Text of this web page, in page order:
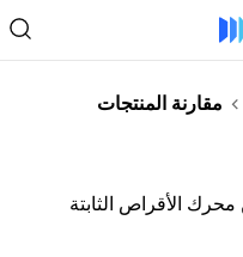
مقارنة المنتجات
الأقراص الثابتة